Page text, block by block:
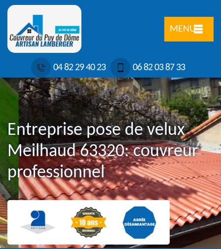
MENU
04 82 29 40 23 06 82 03 87 33
Entreprise pose de velux
Meilhaud 63320: couvreur
professionnel